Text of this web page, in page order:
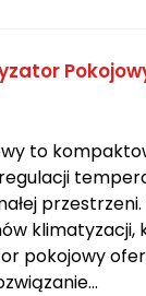
to
klimatyzacji,
pokojowy